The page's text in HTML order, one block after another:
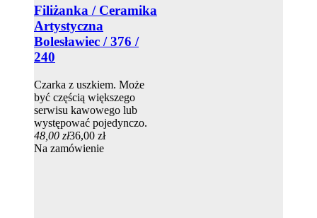
Filiżanka / Ceramika
Artystyczna
Bolesławiec / 376 /
240
Czarka z uszkiem. Może
być częścią większego
serwisu kawowego lub
występować pojedynczo.
48,00 zł36,00 zł
Na zamówienie